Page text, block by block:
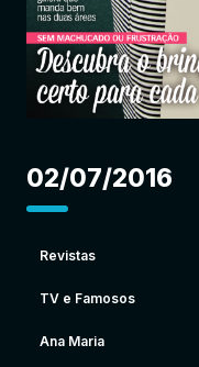
02/07/2016
Revistas
TV e Famosos
Ana Maria